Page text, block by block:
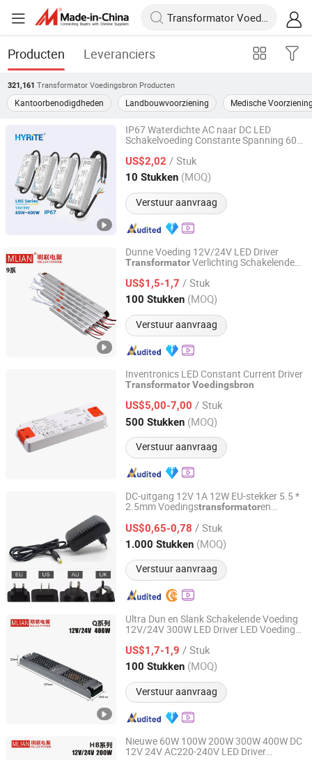
Producten Leveranciers
321,161 Transformator Voedingsbron Producten
Kantoorbenodigdheden Landbouwvoorziening Medische
IP67 Waterdichte AC naar DC LED
Schakelvoeding Constante Spanning 60W
Transformatoren
US$2,02 / Stuk
10 Stukken (MOQ)
Verstuur aanvraag
Hyrite Lighting Co.
Guangdong, China Sinds 2014
Dunne Voeding 12V/24V LED Driver
TransformatorVerlichting Schakelende
US$1,5-1,7 / Stuk
100 Stukken (MOQ)
Verstuur aanvraag
Zhongshan Minglian Electronic Co., Ltd.
Guangdong, China Sinds 2025
Inventronics LED Constant Current Driver
TransformatorVoedingsbron
US$5,00-7,00 / Stuk
500 Stukken (MOQ)
Verstuur aanvraag
Ninghai Yingjiao Electrical Co., Ltd.
Zhejiang, China Sinds 2006
DC-uitgang 12V 1A 12W EU-stekker 5.5 *
2.5mm Voedingstransformatoren
Schakelvoeding voor het Monitoren van
LED-verlichting
US$0,65-0,78 / Stuk
1.000 Stukken (MOQ)
Verstuur aanvraag
Shenzhen Jiajiayuan Electronic Co., Ltd.
Guangdong, China Sinds 2025
Ultra Dun en Slank Schakelende Voeding
12V/24V 300W LED Driver LED Voeding
US$1,7-1,9 / Stuk
100 Stukken (MOQ)
Verstuur aanvraag
Zhongshan Minglian Electronic Co., Ltd.
Guangdong, China Sinds 2025
Nieuwe 60W 100W 200W 300W 400W DC
12V 24V AC220-240V LED Driver
Zhongshan Minglian Electronic Co., Ltd.